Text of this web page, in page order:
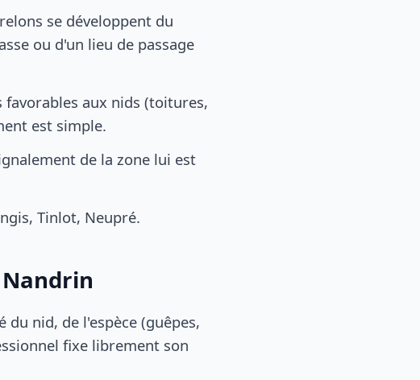
se développent du
ou d'un lieu de passage
aux nids (toitures,
est simple.
de la zone lui est
Tinlot, Neupré.
nid, de l'espèce (guêpes,
fixe librement son